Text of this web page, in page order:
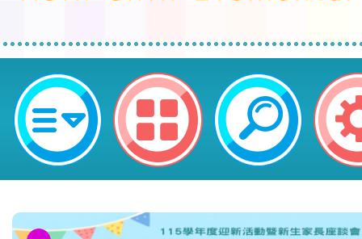
新勢國民小學 113 學年度第 1 學
代理教師甄選錄取公告(無人報名
考)-桃園市平鎮區新勢國民小學